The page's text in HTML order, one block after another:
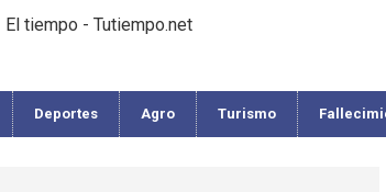
El tiempo - Tutiempo.net
Deportes Agro Turismo